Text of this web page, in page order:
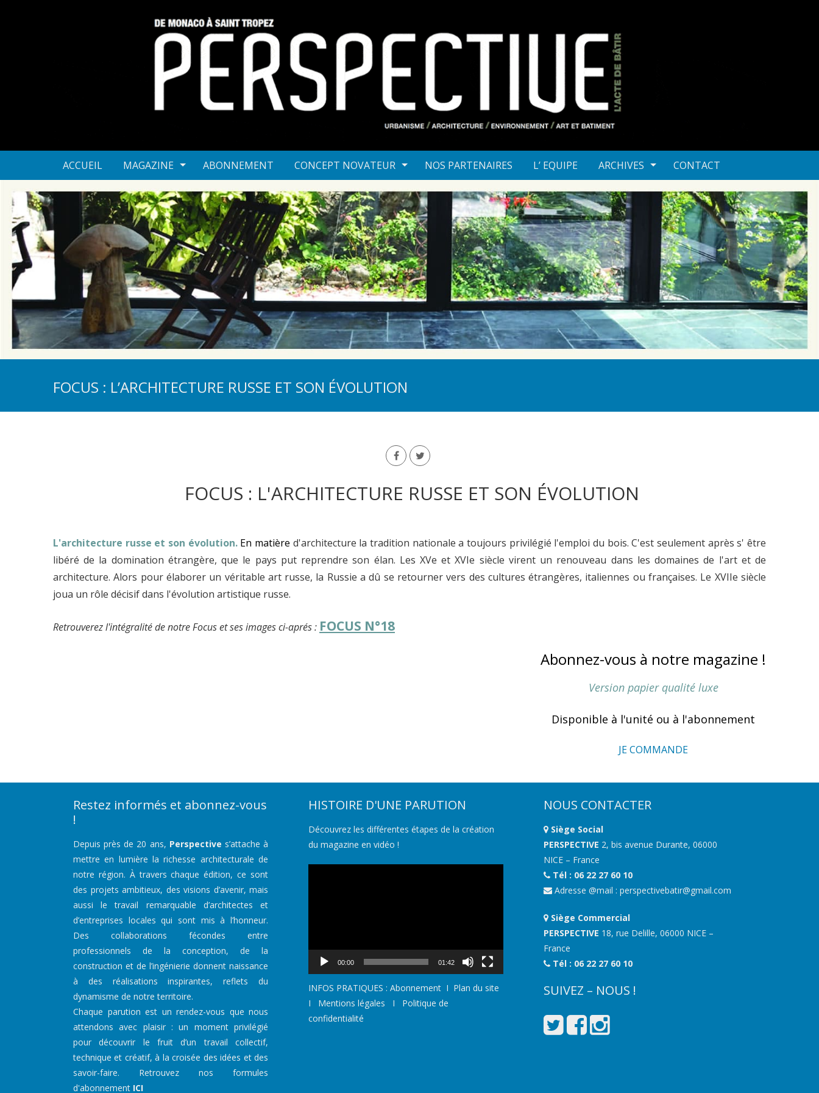
ACCUEIL MAGAZINE ABONNEMENT CONCEPT NOVATEUR NOS PARTENAIRES L’ EQUIPE ARCHIVES CONTACT
FOCUS : L’ARCHITECTURE RUSSE ET SON ÉVOLUTION
FOCUS : L'ARCHITECTURE RUSSE ET SON ÉVOLUTION
L'architecture russe et son évolution. En matière d'architecture la tradition nationale a toujours privilégié l'emploi du bois. C'est seulement après s' être
libéré de la domination étrangère, que le pays put reprendre son élan. Les XVe et XVIe siècle virent un renouveau dans les domaines de l'art et de
architecture. Alors pour élaborer un véritable art russe, la Russie a dû se retourner vers des cultures étrangères, italiennes ou françaises. Le XVIIe siècle
joua un rôle décisif dans l'évolution artistique russe.
Retrouverez l'intégralité de notre Focus et ses images ci-aprés : FOCUS N°18
Abonnez-vous à notre magazine !
Version papier qualité luxe
Disponible à l'unité ou à l'abonnement
JE COMMANDE
Restez informés et abonnez-vous
!
Depuis près de 20 ans, Perspective s’attache à
mettre en lumière la richesse architecturale de
notre région. À travers chaque édition, ce sont
des projets ambitieux, des visions d’avenir, mais
aussi le travail remarquable d’architectes et
d’entreprises locales qui sont mis à l’honneur.
Des collaborations fécondes entre
professionnels de la conception, de la
construction et de l’ingénierie donnent naissance
à des réalisations inspirantes, reflets du
dynamisme de notre territoire.
Chaque parution est un rendez-vous que nous
attendons avec plaisir : un moment privilégié
pour découvrir le fruit d’un travail collectif,
technique et créatif, à la croisée des idées et des
savoir-faire. Retrouvez nos formules
d'abonnement ICI
HISTOIRE D'UNE PARUTION
Découvrez les différentes étapes de la création
du magazine en vidéo !
00:00 01:42
INFOS PRATIQUES :Abonnement I Plan du site
I
Mentions légales I Politique de
confidentialité
NOUS CONTACTER
Siège Social
PERSPECTIVE 2, bis avenue Durante, 06000
NICE – France
Tél : 06 22 27 60 10
Adresse @mail :perspectivebatir@gmail.com
Siège Commercial
PERSPECTIVE 18, rue Delille, 06000 NICE –
France
Tél : 06 22 27 60 10
SUIVEZ – NOUS !